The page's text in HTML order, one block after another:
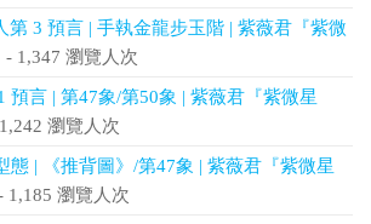
第 3 預言 | 手執金龍步玉階 | 紫薇君『紫微
- 1,347 瀏覽人次
預言 | 第47象/第50象 | 紫薇君『紫微星
瀏覽人次
態 | 《推背圖》/第47象 | 紫薇君『紫微星
1,185 瀏覽人次